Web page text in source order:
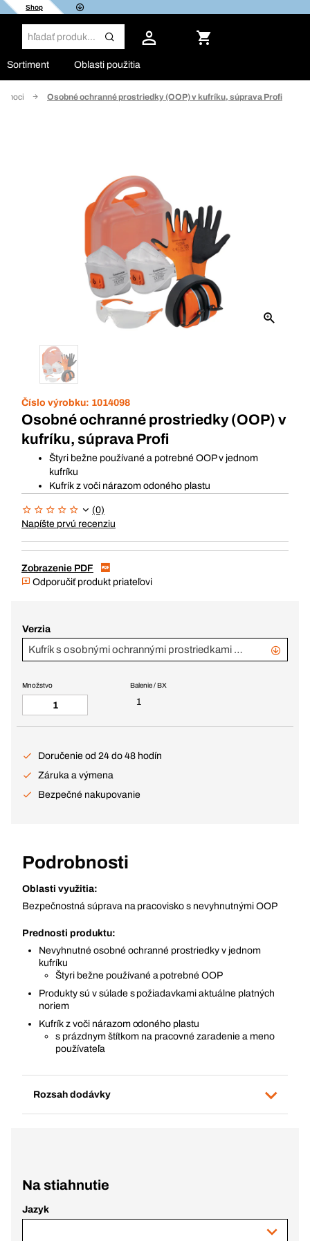
Shop
Sortiment Oblasti použitia
Osobné ochranné prostriedky (OOP) v kufríku, súprava Profi
Číslo výrobku: 1014098
Osobné ochranné prostriedky (OOP) v
kufríku, súprava Profi
Štyri bežne používané a potrebné OOP v jednom
kufríku
Kufrík z voči nárazom odoného plastu
(0)
Napíšte prvú recenziu
Zobrazenie PDF
Odporučiť produkt priateľovi
Verzia
Kufrík s osobnými ochrannými prostriedkami Profi
Balenie / BX
1
Množstvo
Doručenie od 24 do 48 hodín
Záruka a výmena
Bezpečné nakupovanie
Podrobnosti
Oblasti využitia:
Bezpečnostná súprava na pracovisko s nevyhnutnými OOP
Prednosti produktu:
Nevyhnutné osobné ochranné prostriedky v jednom
kufríku
Štyri bežne používané a potrebné OOP
Produkty sú v súlade s požiadavkami aktuálne platných
noriem
Kufrík z voči nárazom odoného plastu
s prázdnym štítkom na pracovné zaradenie a meno
používateľa
Rozsah dodávky
Na stiahnutie
Jazyk